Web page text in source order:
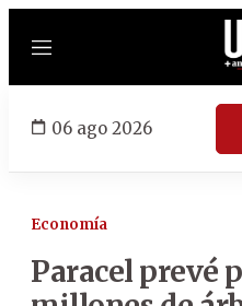
Menú
06 ago 2026
Economía
Paracel prevé